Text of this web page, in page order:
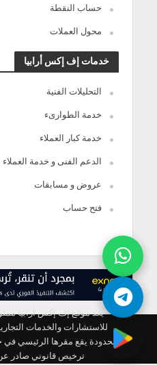
حساب النقطة
محول العملات
خدمات إف إكس أرابيا
التحليلات الفنية
خدمة الطوارىء
خدمة كبار العملاء
الدعم الفنى و خدمة العملاء
عروض و مسابقات
فتح حساب
للاستشارات والخدمات
محدودة يقع مقرها الرئيسي في
ترخيص قانوني صادر